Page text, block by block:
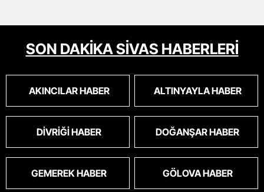
SON DAKİKA SİVAS HABERLERİ
AKINCILAR HABER ALTINYAYLA HABER
DIVRIĞI HABER DOĞANŞAR HABER
GEMEREK HABER GÖLOVA HABER